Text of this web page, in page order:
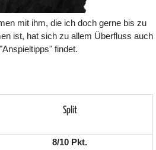
mit ihm, die ich doch gerne bis zu
ist, hat sich zu allem Überfluss auch
findet.
Split
8/10 Pkt.